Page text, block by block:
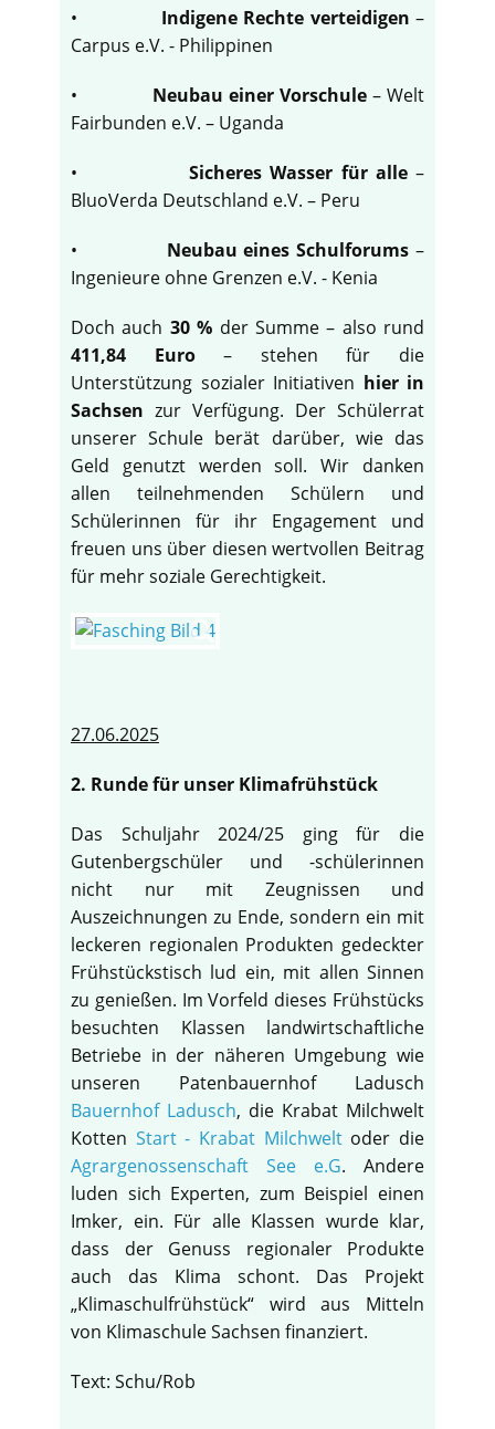
• Indigene Rechte verteidigen –
Carpus e.V. - Philippinen
• Neubau einer Vorschule – Welt
Fairbunden e.V. – Uganda
•Sicheres Wasser für alle–
BluoVerda Deutschland e.V. – Peru
• Neubau eines Schulforums –
Ingenieure ohne Grenzen e.V. - Kenia
Doch auch 30 % der Summe – also rund
411,84 Euro– stehen für die
Unterstützung sozialer Initiativen hier in
Sachsen zur Verfügung. Der Schülerrat
unserer Schule berät darüber, wie das
Geld genutzt werden soll. Wir danken
allen teilnehmenden Schülern und
Schülerinnen für ihr Engagement und
freuen uns über diesen wertvollen Beitrag
für mehr soziale Gerechtigkeit.
27.06.2025
2. Runde für unser Klimafrühstück
Das Schuljahr 2024/25 ging für die
Gutenbergschüler und -schülerinnen
nicht nur mit Zeugnissen und
Auszeichnungen zu Ende, sondern ein mit
leckeren regionalen Produkten gedeckter
Frühstückstisch lud ein, mit allen Sinnen
zu genießen. Im Vorfeld dieses Frühstücks
besuchten Klassen landwirtschaftliche
Betriebe in der näheren Umgebung wie
unseren Patenbauernhof Ladusch
Bauernhof Ladusch, die Krabat Milchwelt
Kotten Start - Krabat Milchweltoder die
Agrargenossenschaft See e.G. Andere
luden sich Experten, zum Beispiel einen
Imker, ein. Für alle Klassen wurde klar,
dass der Genuss regionaler Produkte
auch das Klima schont. Das Projekt
„Klimaschulfrühstück“ wird aus Mitteln
von Klimaschule Sachsen finanziert.
Text: Schu/Rob